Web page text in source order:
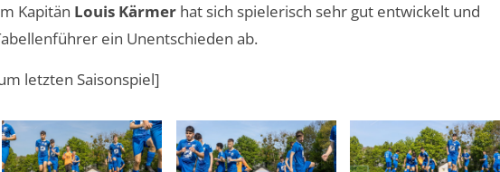
Kapitän Louis Kärmer hat sich spielerisch sehr gut entwickelt und
ein Unentschieden ab.
letzten Saisonspiel]